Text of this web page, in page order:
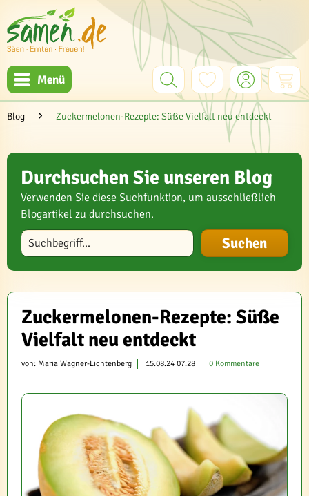
Menü
Blog Zuckermelonen-Rezepte: Süße Vielfalt neu entdeckt
Durchsuchen Sie unseren Blog
Verwenden Sie diese Suchfunktion, um ausschließlich
Blogartikel zu durchsuchen.
Blog durchsuchen
Zuckermelonen-Rezepte: Süße
Vielfalt neu entdeckt
von: Maria Wagner-Lichtenberg 15.08.24 07:28 0 Kommentare